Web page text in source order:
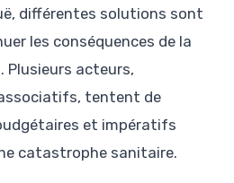
différentes solutions sont
les conséquences de la
Plusieurs acteurs,
tentent de
et impératifs
catastrophe sanitaire.